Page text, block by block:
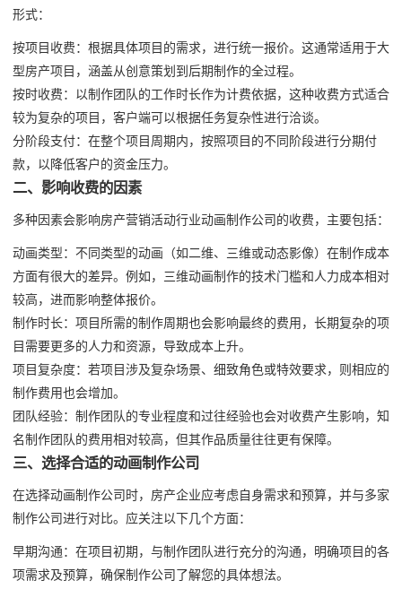
形式：
按项目收费：根据具体项目的需求，进行统一报价。这通常适用于大
型房产项目，涵盖从创意策划到后期制作的全过程。
按时收费：以制作团队的工作时长作为计费依据，这种收费方式适合
较为复杂的项目，客户端可以根据任务复杂性进行洽谈。
分阶段支付：在整个项目周期内，按照项目的不同阶段进行分期付
款，以降低客户的资金压力。
二、影响收费的因素
多种因素会影响房产营销活动行业动画制作公司的收费，主要包括：
动画类型：不同类型的动画（如二维、三维或动态影像）在制作成本
方面有很大的差异。例如，三维动画制作的技术门槛和人力成本相对
较高，进而影响整体报价。
制作时长：项目所需的制作周期也会影响最终的费用，长期复杂的项
目需要更多的人力和资源，导致成本上升。
项目复杂度：若项目涉及复杂场景、细致角色或特效要求，则相应的
制作费用也会增加。
团队经验：制作团队的专业程度和过往经验也会对收费产生影响，知
名制作团队的费用相对较高，但其作品质量往往更有保障。
三、选择合适的动画制作公司
在选择动画制作公司时，房产企业应考虑自身需求和预算，并与多家
制作公司进行对比。应关注以下几个方面：
早期沟通：在项目初期，与制作团队进行充分的沟通，明确项目的各
项需求及预算，确保制作公司了解您的具体想法。